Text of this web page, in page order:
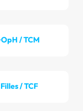
/ TCM
/ TCF